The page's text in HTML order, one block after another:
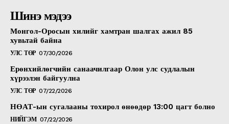
Шинэ мэдээ
Монгол-Оросын хилийг хамтран шалгах ажил 85
хувьтай байна
УЛС ТӨР 07/30/2026
Ерөнхийлөгчийн санаачилгаар Олон улс судлалын
хүрээлэн байгуулна
УЛС ТӨР 07/22/2026
НӨАТ-ын сугалааны тохирол өнөөдөр 13:00 цагт болно
НИЙГЭМ 07/22/2026